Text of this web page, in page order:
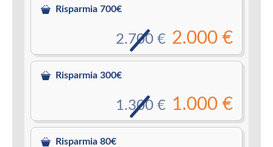
Risparmia 700€
2.000 €
2.700 €
Risparmia 300€
1.000 €
1.300 €
Risparmia 80€